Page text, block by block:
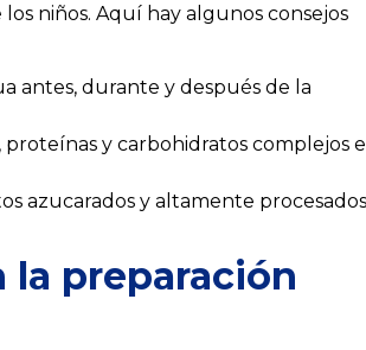
niños. Aquí hay algunos consejos
antes, durante y después de la
y carbohidratos complejos
azucarados y altamente procesados
la preparación